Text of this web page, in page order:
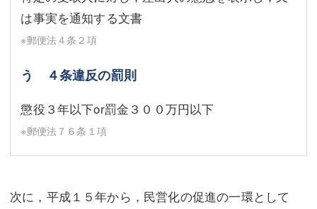
は事実を通知する文書
※郵便法４条２項
う ４条違反の罰則
懲役３年以下or罰金３００万円以下
※郵便法７６条１項
次に，平成１５年から，民営化の促進の一環として